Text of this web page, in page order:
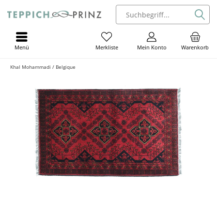
Warenkorb
Mein Konto
Merkliste
Menü
Khal Mohammadi / Belgique